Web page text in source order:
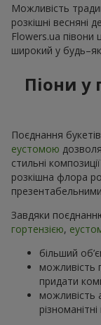
Можливість
розкішні весняні
Flowers.ua півони
широкий у
Піони у
Поєднання букетів
еустомою
стильні
розкішна флора
Завдяки
гортензією,
більший
можливість
придати
можливість
різноманітні